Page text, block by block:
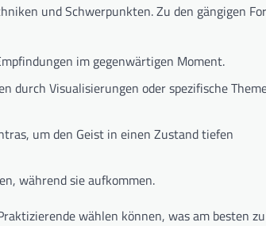
und Schwerpunkten. Zu den gängigen
im gegenwärtigen Moment.
durch Visualisierungen oder spezifische
um den Geist in einen Zustand tiefen
während sie aufkommen.
wählen können, was am besten